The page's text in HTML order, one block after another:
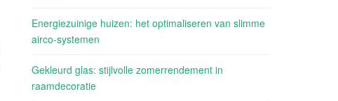
Energiezuinige huizen: het optimaliseren van slimme
airco-systemen
Gekleurd glas: stijlvolle zomerrendement in
raamdecoratie